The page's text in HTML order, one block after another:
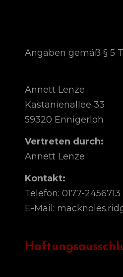
Angaben gemäß § 5
Annett Lenze
Kastanienallee 33
59320 Ennigerloh
Vertreten durch:
Annett Lenze
Kontakt:
Telefon: 0177-2456713
E-Mail: